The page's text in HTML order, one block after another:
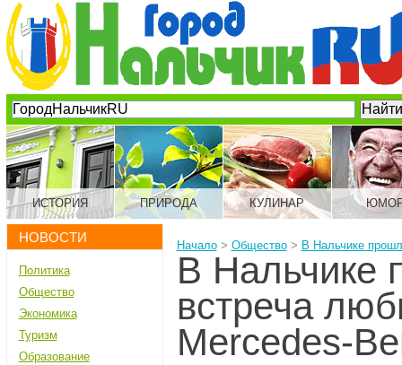
ИСТОРИЯ ПРИРОДА КУЛИНАР
НОВОСТИ
Политика
Общество
Экономика
Туризм
Образование
Начало> Общество> В Нальчике
В Нальчике
встреча
Mercedes-